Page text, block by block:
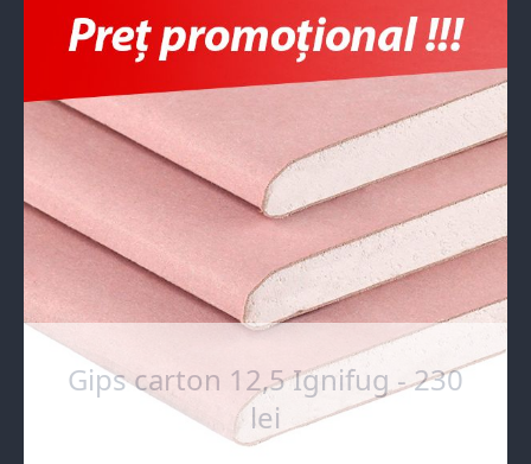
Gips carton 12,5 Ignifug - 230
lei